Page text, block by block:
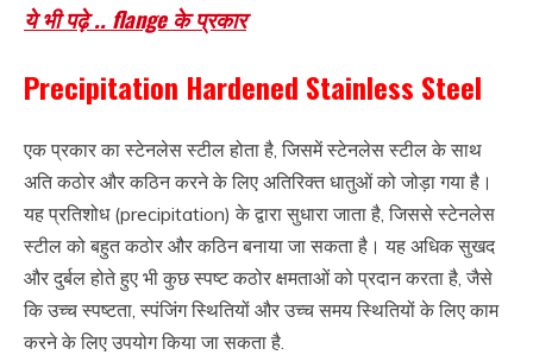
ये भी पढ़े .. flange के प्रकार
Precipitation Hardened Stainless Steel
एक प्रकार का स्टेनलेस स्टील होता है, जिसमें स्टेनलेस स्टील के साथ
अति कठोर और कठिन करने के लिए अतिरिक्त धातुओं को जोड़ा गया है।
यह प्रतिशोध (precipitation) के द्वारा सुधारा जाता है, जिससे स्टेनलेस
स्टील को बहुत कठोर और कठिन बनाया जा सकता है। यह अधिक सुखद
और दुर्बल होते हुए भी कुछ स्पष्ट कठोर क्षमताओं को प्रदान करता है, जैसे
कि उच्च स्पष्टता, स्पंजिंग स्थितियों और उच्च समय स्थितियों के लिए काम
करने के लिए उपयोग किया जा सकता है.